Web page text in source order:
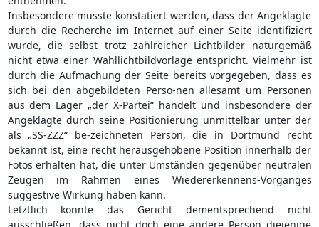
Insbesondere musste konstatiert werden, dass der Angeklagte
durch die Recherche im Internet auf einer Seite identifiziert
wurde, die selbst trotz zahlreicher Lichtbilder naturgemäß
nicht etwa einer Wahllichtbildvorlage entspricht. Vielmehr ist
durch die Aufmachung der Seite bereits vorgegeben, dass es
sich bei den abgebildeten Perso-nen allesamt um Personen
aus dem Lager „der X-Partei“ handelt und insbesondere der
Angeklagte durch seine Positionierung unmittelbar unter der
als „SS-ZZZ“ be-zeichneten Person, die in Dortmund recht
bekannt ist, eine recht herausgehobene Position innerhalb der
Fotos erhalten hat, die unter Umständen gegenüber neutralen
Zeugen im Rahmen eines Wiedererkennens-Vorganges
suggestive Wirkung haben kann.
Letztlich konnte das Gericht dementsprechend nicht
ausschließen, dass nicht doch eine andere Person diejenige